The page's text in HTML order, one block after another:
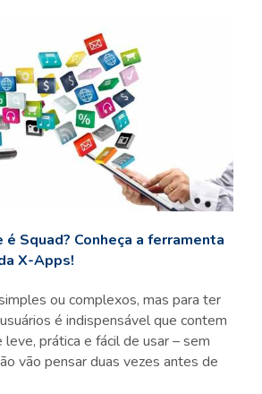
é Squad? Conheça a ferramenta
X-Apps!
ou complexos, mas para ter
é indispensável que contem
leve, prática e fácil de usar – sem
vão pensar duas vezes antes de